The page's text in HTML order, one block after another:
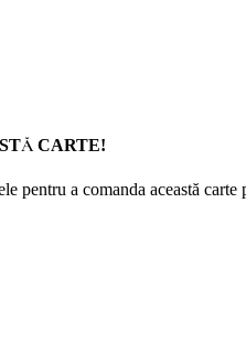
CARTE!
a comanda această